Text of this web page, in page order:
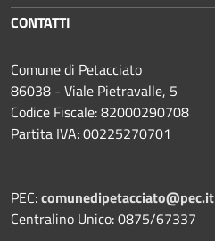
CONTATTI
Comune di Petacciato
86038 - Viale Pietravalle, 5
Codice Fiscale: 82000290708
Partita IVA: 00225270701
PEC:comunedipetacciato@pec.it
Centralino Unico: 0875/67337